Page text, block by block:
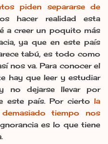
piden separarse de
hacer realidad esta
a creer un poquito más
ya que en este país
tabú, es todo como
nos va. Para conocer el
hay que leer y estudiar
no dejarse llevar por
este país. Por cierto la
tiempo nos
es lo que tiene